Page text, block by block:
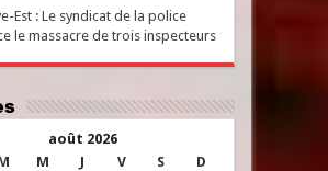
Est : Le syndicat de la police
le massacre de trois inspecteurs
août 2026
M J V S D